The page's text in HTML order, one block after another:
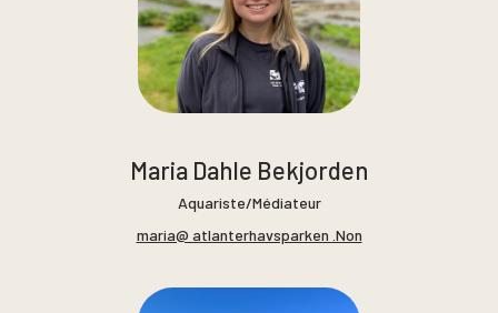
Maria Dahle Bekjorden
Aquariste/Médiateur
maria@ atlanterhavsparken .Non